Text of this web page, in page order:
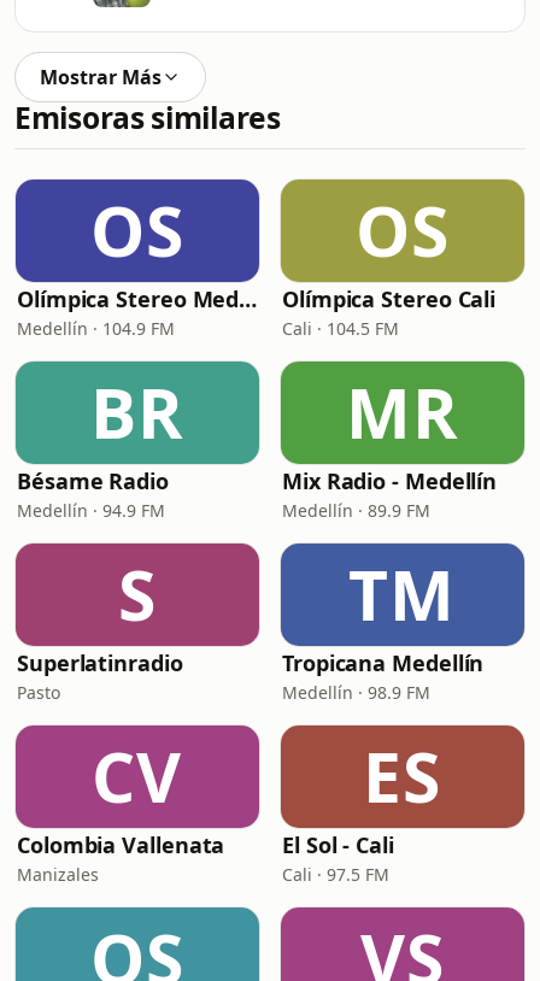
Mostrar Más
Emisoras similares
OS
Olímpica Stereo Medellín
Medellín · 104.9 FM
OS
Olímpica Stereo Cali
Cali · 104.5 FM
BR
Bésame Radio
Medellín · 94.9 FM
MR
Mix Radio - Medellín
Medellín · 89.9 FM
S
Superlatinradio
Pasto
TM
Tropicana Medellín
Medellín · 98.9 FM
CV
Colombia Vallenata
Manizales
ES
El Sol - Cali
Cali · 97.5 FM
OS VS